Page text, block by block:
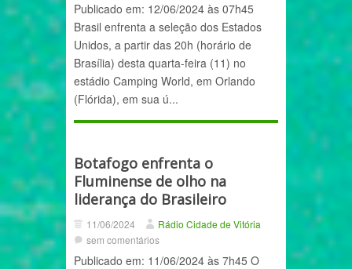
Publicado em: 12/06/2024 às 07h45
Brasil enfrenta a seleção dos Estados
Unidos, a partir das 20h (horário de
Brasília) desta quarta-feira (11) no
estádio Camping World, em Orlando
(Flórida), em sua ú...
Botafogo enfrenta o
Fluminense de olho na
liderança do Brasileiro
11/06/2024
Rádio Cidade de Vitória
sem comentários
Publicado em: 11/06/2024 às 7h45 O